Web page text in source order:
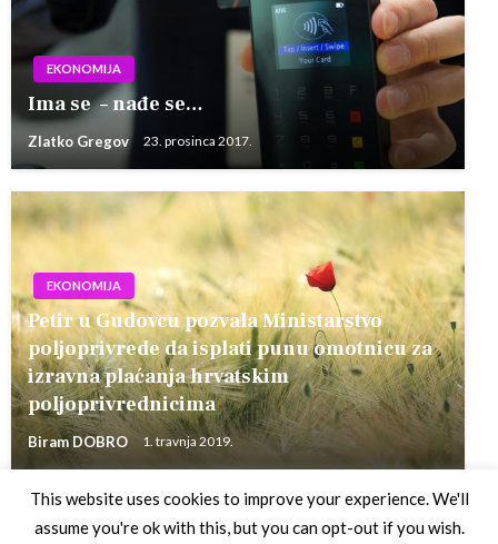
EKONOMIJA
Ima se – nađe se…
Zlatko Gregov 23. prosinca 2017.
EKONOMIJA
Petir u Gudovcu pozvala Ministarstvo
poljoprivrede da isplati punu omotnicu za
izravna plaćanja hrvatskim
poljoprivrednicima
Biram DOBRO 1. travnja 2019.
This website uses cookies to improve your experience. We'll
assume you're ok with this, but you can opt-out if you wish.